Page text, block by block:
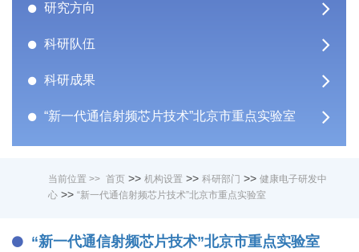
研究方向
科研队伍
科研成果
“新一代通信射频芯片技术”北京市重点实验室
当前位置 >> 首页 >> 机构设置 >> 科研部门 >> 健康电子研发中
心 >> “新一代通信射频芯片技术”北京市重点实验室
“新一代通信射频芯片技术”北京市重点实验室